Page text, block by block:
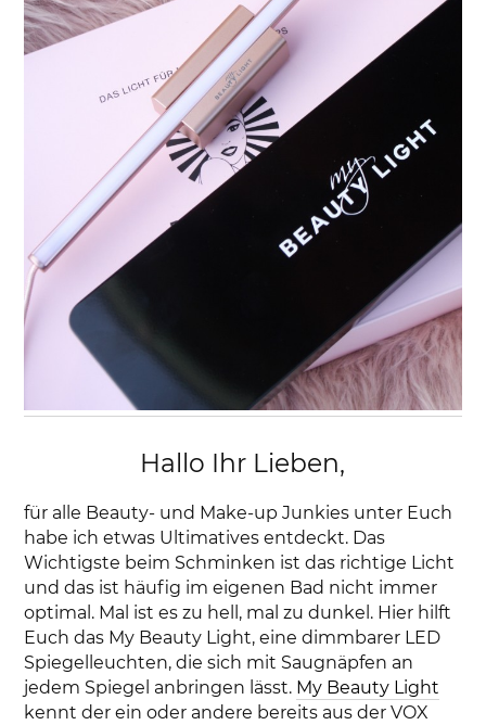
Hallo Ihr Lieben,
für alle Beauty- und Make-up Junkies unter Euch
habe ich etwas Ultimatives entdeckt. Das
Wichtigste beim Schminken ist das richtige Licht
und das ist häufig im eigenen Bad nicht immer
optimal. Mal ist es zu hell, mal zu dunkel. Hier hilft
Euch das My Beauty Light, eine dimmbarer LED
Spiegelleuchten, die sich mit Saugnäpfen an
jedem Spiegel anbringen lässt. My Beauty Light
kennt der ein oder andere bereits aus der VOX